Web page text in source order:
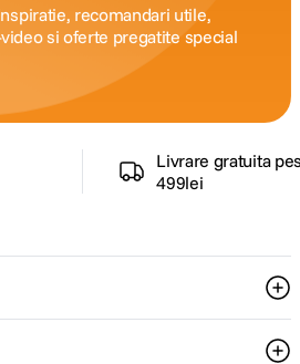
recomandari utile,
si oferte pregatite special
Livrare gratuita
499lei